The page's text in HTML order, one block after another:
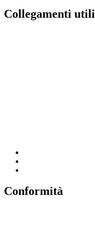
Collegamenti utili
Conformità